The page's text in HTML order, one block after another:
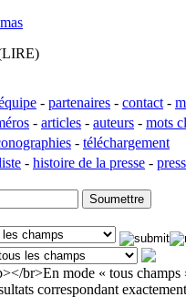
- partenaires - contact -
- articles - auteurs - mots
- téléchargement
- histoire de la presse -